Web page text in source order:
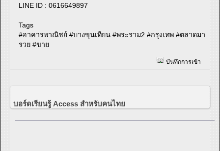
LINE ID : 0616649897
Tags
#อาคารพาณิชย์ #บางขุนเทียน #พระราม2 #กรุงเทพ #ตลาดมา
รวย #ขาย
บันทึกการเข้า
บอร์ดเรียนรู้ Access สำหรับคนไทย